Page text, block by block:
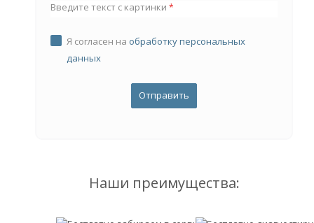
Введите текст с картинки *
Я согласен на обработку персональных
данных
Наши преимущества: